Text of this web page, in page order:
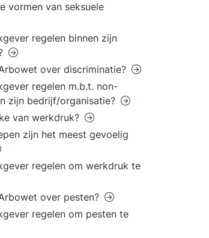
vormen van seksuele
regelen binnen zijn
over discriminatie?
regelen m.b.t. non-
zijn bedrijf/organisatie?
van werkdruk?
zijn het meest gevoelig
regelen om werkdruk te
over pesten?
regelen om pesten te